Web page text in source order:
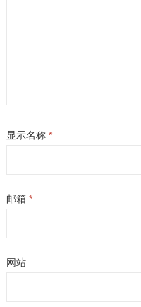
显示名称 *
邮箱 *
网站